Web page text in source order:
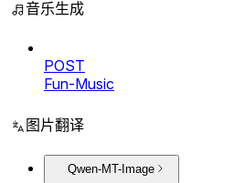
音乐生成
POST
Fun-Music
图片翻译
Qwen-MT-Image